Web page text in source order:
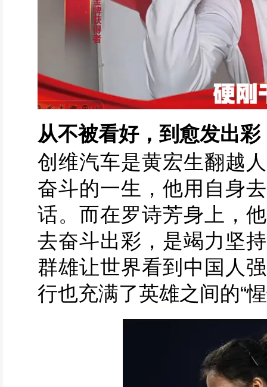
从不被看好，到愈发出彩
创维汽车是黄宏生翻越
奋斗的一生，他用自身
话。而在罗诗芳身上，
去奋斗出彩，是竭力坚
群雄让世界看到中国人
行也充满了英雄之间的“